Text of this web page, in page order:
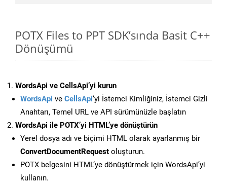
POTX Files to PPT SDK’sında Basit C++
Dönüşümü
WordsApi ve CellsApi’yi kurun
WordsApi ve CellsApi‘yi İstemci Kimliğiniz, İstemci Gizli
Anahtarı, Temel URL ve API sürümünüzle başlatın
WordsApi ile POTX’yi HTML’ye dönüştürün
Yerel dosya adı ve biçimi HTML olarak ayarlanmış bir
ConvertDocumentRequest oluşturun.
POTX belgesini HTML’ye dönüştürmek için WordsApi’yi
kullanın.